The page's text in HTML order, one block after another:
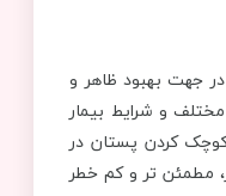
جهت بهبود ظاهر و
و شرایط بیمار
کردن پستان در
مطمئن تر و کم خطر